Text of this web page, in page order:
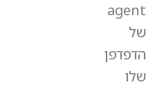
agent
של
הדפדפן
שלו